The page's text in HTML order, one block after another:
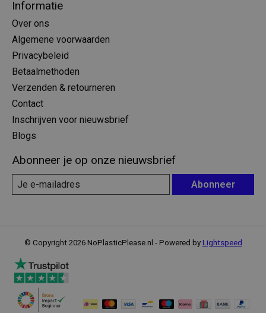
Informatie
Over ons
Algemene voorwaarden
Privacybeleid
Betaalmethoden
Verzenden & retourneren
Contact
Inschrijven voor nieuwsbrief
Blogs
Abonneer je op onze nieuwsbrief
Abonneer
© Copyright 2026 NoPlasticPlease.nl - Powered by Lightspeed